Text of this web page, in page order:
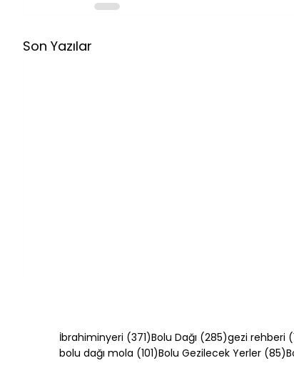
Son Yazılar
İbrahiminyeri (371)371 yazı
Bolu Dağı (285)285 yazı
gezi rehberi
bolu dağı mola (101)101 yazı
Bolu Gezilecek Yerler (85)